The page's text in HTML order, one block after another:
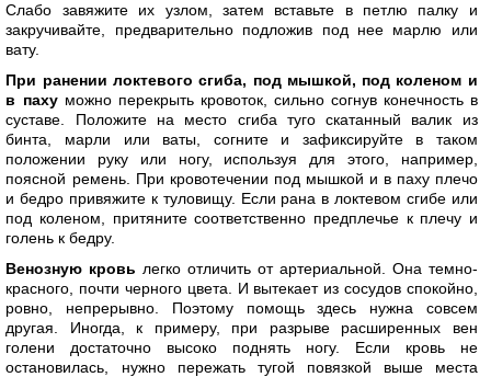
Слабо завяжите их узлом, затем вставьте в петлю палку и
закручивайте, предварительно подложив под нее марлю или
вату.
При ранении локтевого сгиба, под мышкой, под коленом и
в пахуможно перекрыть кровоток, сильно согнув конечность в
суставе. Положите на место сгиба туго скатанный валик из
бинта, марли или ваты, согните и зафиксируйте в таком
положении руку или ногу, используя для этого, например,
поясной ремень. При кровотечении под мышкой и в паху плечо
и бедро привяжите к туловищу. Если рана в локтевом сгибе или
под коленом, притяните соответственно предплечье к плечу и
голень к бедру.
Венозную кровь легко отличить от артериальной. Она темно-
красного, почти черного цвета. И вытекает из сосудов спокойно,
ровно, непрерывно. Поэтому помощь здесь нужна совсем
другая. Иногда, к примеру, при разрыве расширенных вен
голени достаточно высоко поднять ногу. Если кровь не
остановилась, нужно пережать тугой повязкой выше места